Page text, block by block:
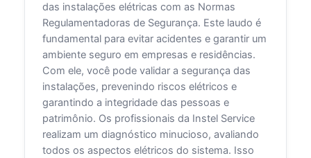
das instalações elétricas com as Normas
Regulamentadoras de Segurança. Este laudo é
fundamental para evitar acidentes e garantir um
ambiente seguro em empresas e residências.
Com ele, você pode validar a segurança das
instalações, prevenindo riscos elétricos e
garantindo a integridade das pessoas e
patrimônio. Os profissionais da Instel Service
realizam um diagnóstico minucioso, avaliando
todos os aspectos elétricos do sistema. Isso